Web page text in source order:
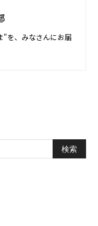
"を、みなさんにお届